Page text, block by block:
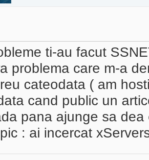
ti-au facut
problema care m-a
cateodata ( am
cand public un
pana ajunge sa
: ai incercat